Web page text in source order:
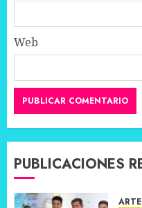
Web
PUBLICACIONES